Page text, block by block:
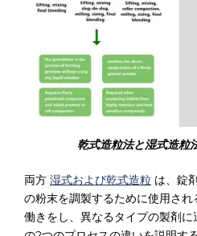
乾式造粒法と湿式造粒
両方 湿式および乾式造粒 は、錠
の粉末を調製するために使用さ
働きをし、異なるタイプの製剤